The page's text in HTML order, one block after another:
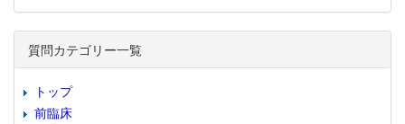
質問カテゴリー一覧
トップ
前臨床